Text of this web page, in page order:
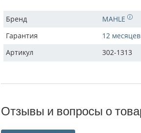
Бренд
MAHLE
Гарантия
12 месяцев
Артикул
302-1313
Отзывы и вопросы о